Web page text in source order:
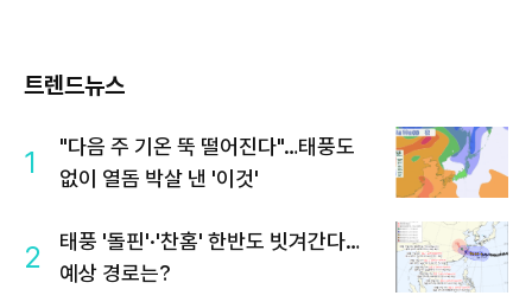
트렌드뉴스
1
"다음 주 기온 뚝 떨어진다"…태풍도
없이 열돔 박살 낸 '이것'
2
태풍 '돌핀'·'찬홈' 한반도 빗겨간다…
예상 경로는?